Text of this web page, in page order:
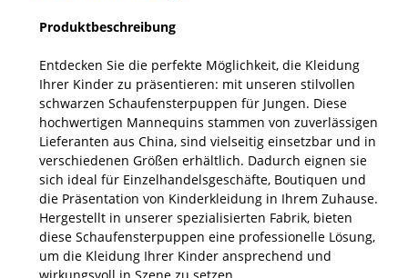
Produktbeschreibung
Entdecken Sie die perfekte Möglichkeit, die Kleidung
Ihrer Kinder zu präsentieren: mit unseren stilvollen
schwarzen Schaufensterpuppen für Jungen. Diese
hochwertigen Mannequins stammen von zuverlässigen
Lieferanten aus China, sind vielseitig einsetzbar und in
verschiedenen Größen erhältlich. Dadurch eignen sie
sich ideal für Einzelhandelsgeschäfte, Boutiquen und
die Präsentation von Kinderkleidung in Ihrem Zuhause.
Hergestellt in unserer spezialisierten Fabrik, bieten
diese Schaufensterpuppen eine professionelle Lösung,
um die Kleidung Ihrer Kinder ansprechend und
wirkungsvoll in Szene zu setzen.